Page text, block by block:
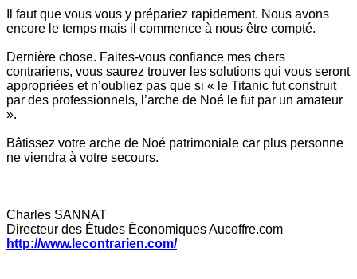
Il faut que vous vous y prépariez rapidement. Nous avons
encore le temps mais il commence à nous être compté.
Dernière chose. Faites-vous confiance mes chers
contrariens, vous saurez trouver les solutions qui vous seront
appropriées et n’oubliez pas que si « le Titanic fut construit
par des professionnels, l’arche de Noé le fut par un amateur
».
Bâtissez votre arche de Noé patrimoniale car plus personne
ne viendra à votre secours.
Charles SANNAT
Directeur des Études Économiques Aucoffre.com
http://www.lecontrarien.com/